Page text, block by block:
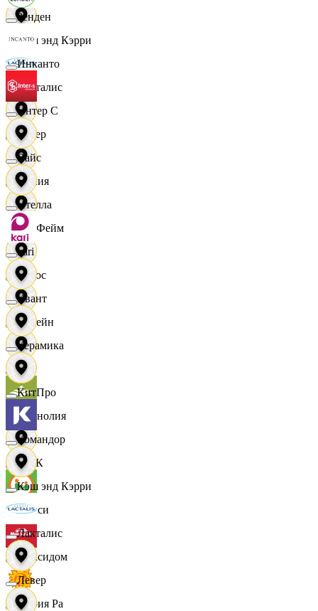
Кэш энд Кэрри
Лакталис
Левер
Линия
ЛисФейм
Логос
Лорейн
Луч
Магнолия
МАК
Макси
Максидом
Мария Ра
Зенден
Инканто
Интер С
Вайс
Ителла
kari
Квант
Керамика
КитПро
Командор
Кэш энд Кэрри
Лакталис
Левер